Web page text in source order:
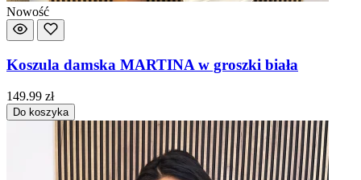
Nowość
Koszula damska MARTINA w groszki biała
149.99 zł
Do koszyka